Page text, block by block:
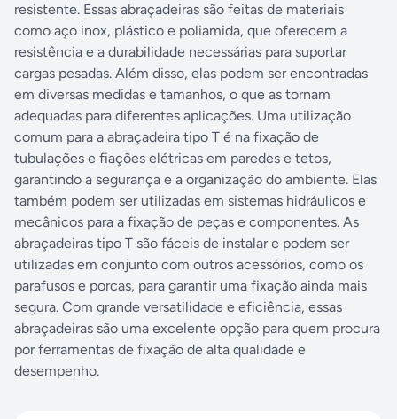
resistente. Essas abraçadeiras são feitas de materiais
como aço inox, plástico e poliamida, que oferecem a
resistência e a durabilidade necessárias para suportar
cargas pesadas. Além disso, elas podem ser encontradas
em diversas medidas e tamanhos, o que as tornam
adequadas para diferentes aplicações. Uma utilização
comum para a abraçadeira tipo T é na fixação de
tubulações e fiações elétricas em paredes e tetos,
garantindo a segurança e a organização do ambiente. Elas
também podem ser utilizadas em sistemas hidráulicos e
mecânicos para a fixação de peças e componentes. As
abraçadeiras tipo T são fáceis de instalar e podem ser
utilizadas em conjunto com outros acessórios, como os
parafusos e porcas, para garantir uma fixação ainda mais
segura. Com grande versatilidade e eficiência, essas
abraçadeiras são uma excelente opção para quem procura
por ferramentas de fixação de alta qualidade e
desempenho.